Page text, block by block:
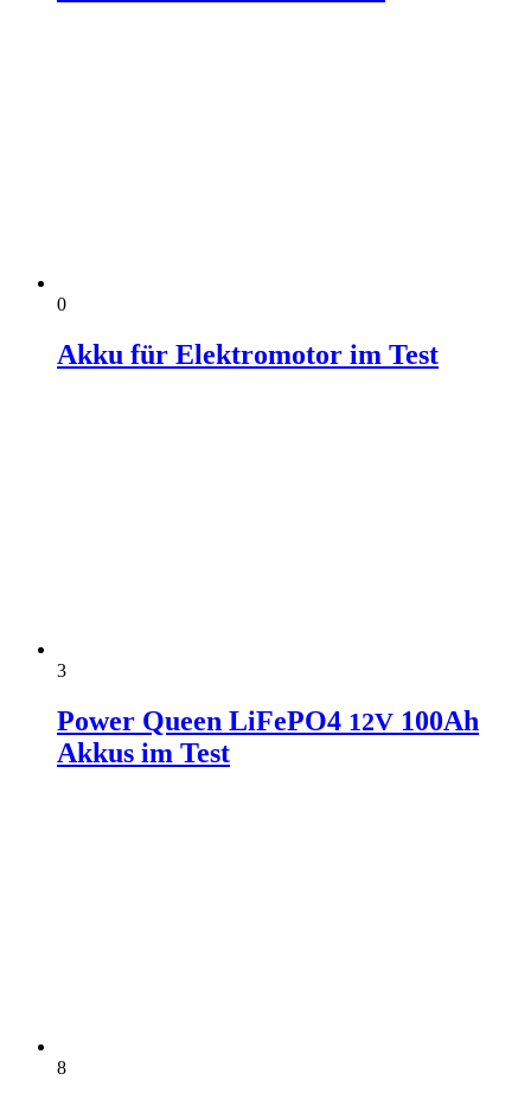
0
Akku für Elektromotor im Test
3
Power Queen LiFePO4 12V 100Ah
Akkus im Test
8